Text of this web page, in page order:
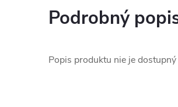
Podrobný
Popis produktu nie je dostupný